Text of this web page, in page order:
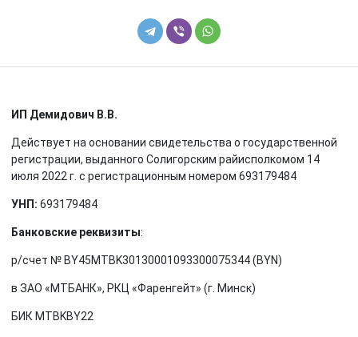
ИП Демидович В.В.
Действует на основании свидетельства о государственной
регистрации, выданного Солигорским райисполкомом 14
июля 2022 г. с регистрационным номером 693179484
УНП: 693179484
Банковские реквизиты:
р/счет № BY45MTBK30130001093300075344 (BYN)
в ЗАО «МТБАНК», РКЦ «Фаренгейт» (г. Минск)
БИК MTBKBY22